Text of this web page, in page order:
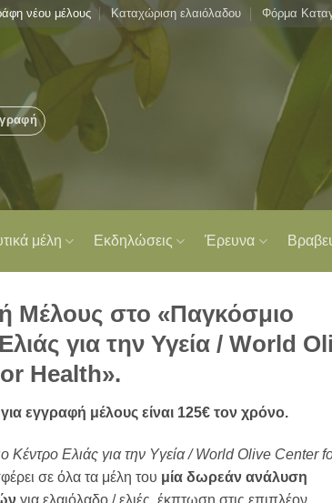
νέου μέλους Καταχώριση ελαιόλαδου Φόρμα
μέλη Εκδηλώσεις Έρευνα
Μέλους στο «Παγκόσμιο
για την Υγεία / World
Health».
εγγραφή μέλους είναι 125€ τον χρόνο.
Κέντρο Ελιάς για την Υγεία / World Olive Center
σε όλα τα μέλη του μία δωρεάν ανάλυση
για ελαιόλαδο / ελιές, έκπτωση στις επιπλέον